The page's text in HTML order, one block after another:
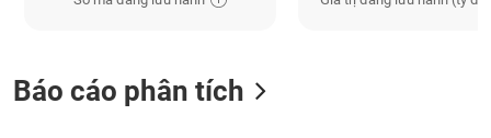
Báo cáo phân tích